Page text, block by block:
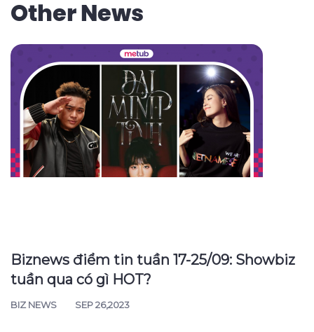
Other News
Biznews điểm tin tuần 17-25/09: Showbiz
tuần qua có gì HOT?
BIZ NEWS SEP 26,2023